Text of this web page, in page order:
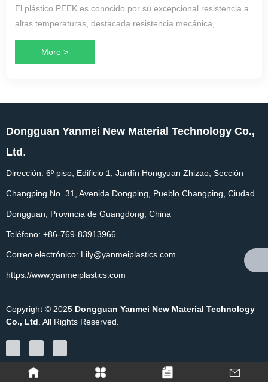
El plástico PEEK es conocido por su excepcional resistencia a
altas temperaturas, destacada resistencia mecánica,
excelente resistencia química, propiedades autolubricantes,
inherente resistencia a la llama, superior aislamiento eléctrico
Métodos de procesamiento:
e impresión 3D.
More >
Dongguan Yanmei New Material Technology Co.,
Ltd.
​Dirección: 6º piso, Edificio 1, Jardín Hongyuan Zhizao, Sección
Changping No. 31, Avenida Dongping, Pueblo Changping, Ciudad
Dongguan, Provincia de Guangdong, China
​Teléfono: +86-769-83913966
Correo electrónico: Lily@yanmeiplastics.com
https://www.yanmeiplastics.com
Copyright © 2025 Dongguan Yanmei New Material Technology
Co., Ltd . All Rights Reserved.